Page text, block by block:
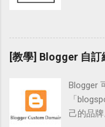
紹的
外，也
LINE 介
可以使
」，在
可免去
被竊的
[教學] Blogger 自訂
Blogger
「
己的品